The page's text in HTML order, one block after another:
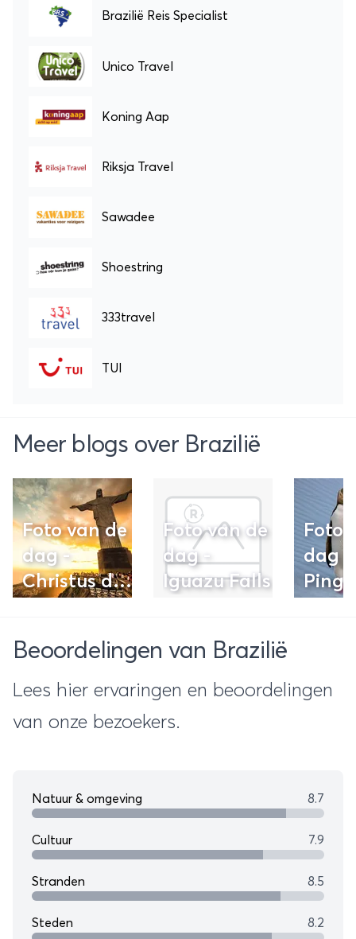
Brazilië Reis Specialist
Unico Travel
Koning Aap
Riksja Travel
Sawadee
Shoestring
333travel
TUI
Meer blogs over Brazilië
Foto van de
dag -
Christus de
Janeiro
Foto van de
dag -
Iguazu Falls
Foto
dag -
Beoordelingen van Brazilië
Lees hier ervaringen en beoordelingen
van onze bezoekers.
Natuur & omgeving 8.7
Cultuur 7.9
Stranden 8.5
Steden 8.2